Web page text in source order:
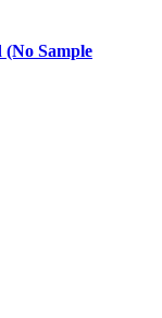
Sample